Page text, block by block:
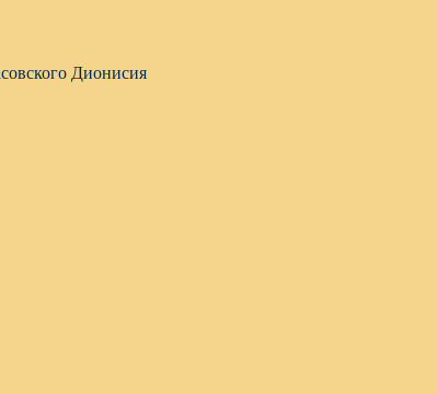
Дионисия